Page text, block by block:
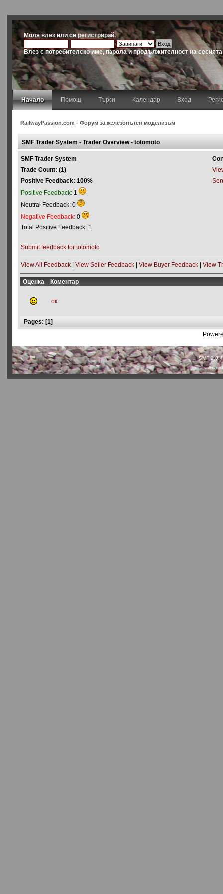
Молявлез или серегистрирай.
Влез с потребителско име, парола и продължителност на сесията
Начало Помощ Търси Календар Вход
RailwayPassion.com - Форум за железопътен моделизъм
SMF Trader System - Trader Overview - totomoto
SMF Trader System
Trade Count: (1)
Positive Feedback: 100%
Positive Feedback: 1
Neutral Feedback: 0
Negative Feedback: 0
Total Positive Feedback: 1
Submit feedback for totomoto
View All Feedback| View Seller Feedback| View Buyer Feedback| View
Оценка Коментар
ок
Pages: [1]
SMF 2.0.4